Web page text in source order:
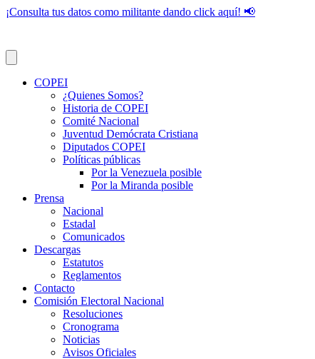
¡Consulta tus datos como militante dando click aquí! 📢
COPEI
¿Quienes Somos?
Historia de COPEI
Comité Nacional
Juventud Demócrata Cristiana
Diputados COPEI
Políticas públicas
Por la Venezuela posible
Por la Miranda posible
Prensa
Nacional
Estadal
Comunicados
Descargas
Estatutos
Reglamentos
Contacto
Comisión Electoral Nacional
Resoluciones
Cronograma
Noticias
Avisos Oficiales